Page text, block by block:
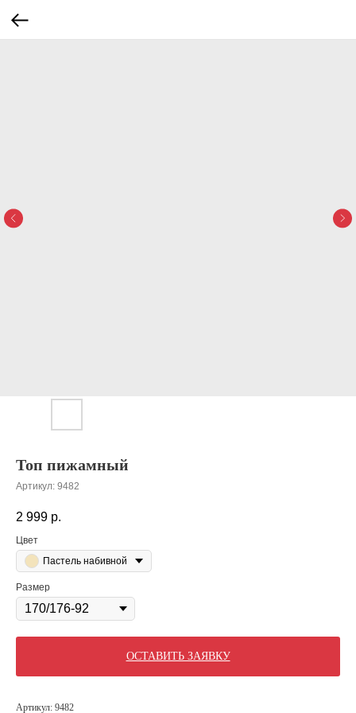
Топ пижамный
Артикул: 9482
2 999 р.
Цвет
Пастель набивной
Размер
ОСТАВИТЬ ЗАЯВКУ
Артикул: 9482